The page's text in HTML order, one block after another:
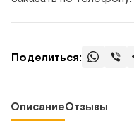
Поделиться:
ОписаниеОтзывы